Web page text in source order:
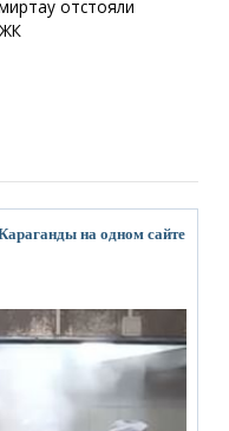
отстояли
на одном сайте